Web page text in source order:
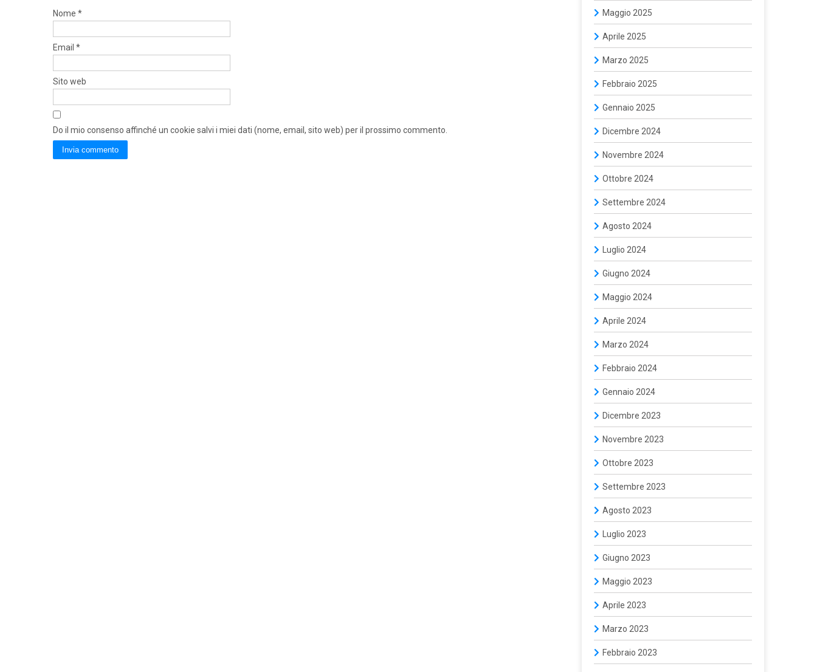
Nome *
Email *
Sito web
Do il mio consenso affinché un cookie salvi i miei dati (nome, email, sito web) per il prossimo commento.
Maggio 2025
Aprile 2025
Marzo 2025
Febbraio 2025
Gennaio 2025
Dicembre 2024
Novembre 2024
Ottobre 2024
Settembre 2024
Agosto 2024
Luglio 2024
Giugno 2024
Maggio 2024
Aprile 2024
Marzo 2024
Febbraio 2024
Gennaio 2024
Dicembre 2023
Novembre 2023
Ottobre 2023
Settembre 2023
Agosto 2023
Luglio 2023
Giugno 2023
Maggio 2023
Aprile 2023
Marzo 2023
Febbraio 2023